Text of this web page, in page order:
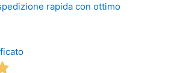
rapida con ottimo